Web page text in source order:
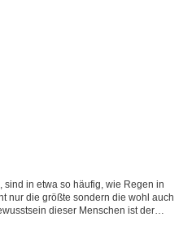
in etwa so häufig, wie Regen in
nur die größte sondern die wohl auch
dieser Menschen ist der